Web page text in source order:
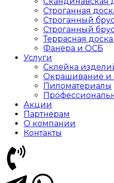
Строганная
Строганный
Строганный
Террасная
Фанера и ОСБ
Услуги
Склейка
Окрашивание и
Пиломатериалы
Акции
Партнерам
О компании
Контакты